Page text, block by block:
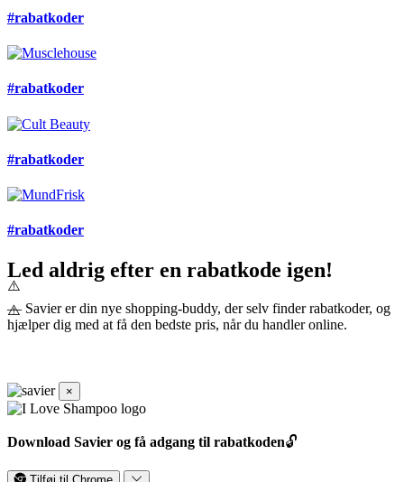
#rabatkoder
#rabatkoder
#rabatkoder
#rabatkoder
Led aldrig efter en rabatkode igen!
— Savier er din nye shopping-buddy, der selv finder rabatkoder, og
hjælper dig med at få den bedste pris, når du handler online.
×
Download Savier og få adgang til rabatkoden🔓
Tilføj til Chrome